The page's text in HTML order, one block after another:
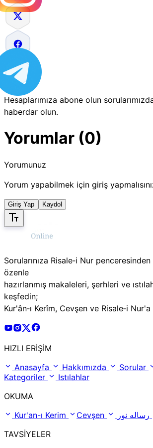
Hesaplarımıza abone olun
haberdar olun.
Yorumlar (0)
Yorumunuz
Yorum yapabilmek için giriş
Giriş Yap Kaydol
Sorularınıza Risale‑i Nur
özenle
hazırlanmış makaleleri, şerhleri ve
keşfedin;
Kur'ân‑ı Kerîm, Cevşen ve Risale‑i Nur'a
Risale Online Youtube Hesabı
Risale Online Instagram Hesabı
Risale Online X Hesabı
HIZLI ERİŞİM
Anasayfa
Hakkımızda Sorular
Kategoriler
Istılahlar
OKUMA
Kur'an-ı Kerim
Cevşen
TAVSİYELER